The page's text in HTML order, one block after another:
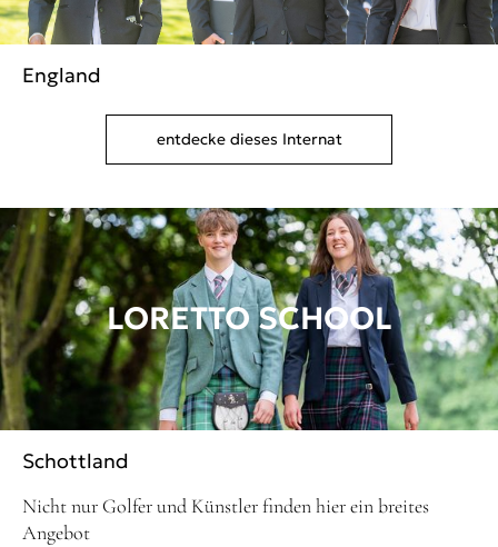
England
entdecke dieses Internat
LORETTO SCHOOL
Schottland
Nicht nur Golfer und Künstler finden hier ein breites
Angebot